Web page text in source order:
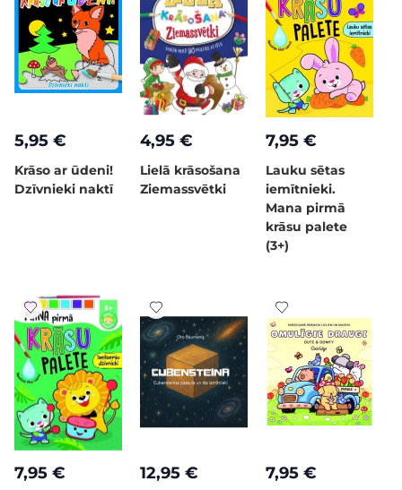
5,95 €
Krāso ar ūdeni!
Dzīvnieki naktī
4,95 €
Lielā krāsošana
Ziemassvētki
7,95 €
Lauku sētas
iemītnieki.
Mana pirmā
krāsu palete
(3+)
7,95 € 12,95 € 7,95 €